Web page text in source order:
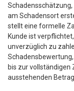
am Schadensort
stellt eine formelle
Kunde ist
unverzüglich zu
bis zur vollständigen
ausstehenden Betrag.